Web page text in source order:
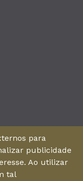
andar - Bairro
para
publicidade
Ao utilizar
tal